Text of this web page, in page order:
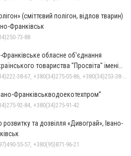
(сміттєвий полігон, відлов тварин)
Франківськ
73-88
Франківське обласне об'єднання
товариства "Просвіта" імені
Шевченка
Франківськводоекотехпром”
92-84, +380(34)275-91-42
розвитку та дозвілля «Дивограй», Івано-
55-57, +380(95)871-96-21